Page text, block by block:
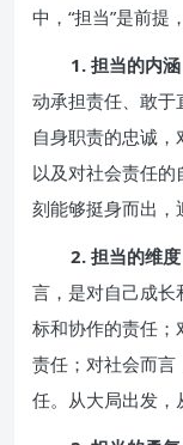
中，“担当”是前提
1. 担当的内涵
动承担责任、敢于
自身职责的忠诚，
以及对社会责任
刻能够挺身而出，
2. 担当的维度
言，是对自己成长
标和协作的责任；
责任；对社会而言
任。从大局出发，